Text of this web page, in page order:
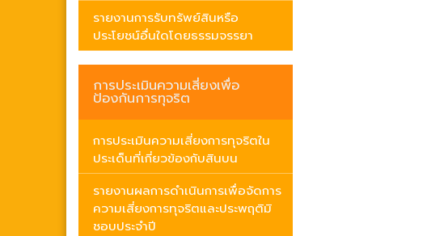
รายงานการรับทรัพย์สินหรือ
ประโยชน์อื่นใดโดยธรรมจรรยา
การประเมินความเสี่ยงเพื่อ
ป้องกันการทุจริต
การประเมินความเสี่ยงการทุจริตใน
ประเด็นที่เกี่ยวข้องกับสินบน
รายงานผลการดำเนินการเพื่อจัดการ
ความเสี่ยงการทุจริตและประพฤติมิ
ชอบประจำปี